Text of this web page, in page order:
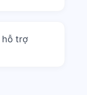
hỗ trợ